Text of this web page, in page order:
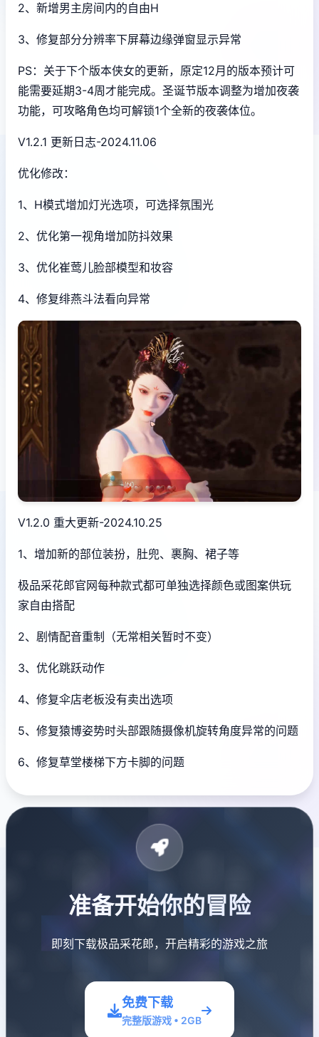
2、新增男主房间内的自由H
3、修复部分分辨率下屏幕边缘弹窗显示异常
PS：关于下个版本侠女的更新，原定12月的版本预计可
能需要延期3-4周才能完成。圣诞节版本调整为增加夜袭
功能，可攻略角色均可解锁1个全新的夜袭体位。
V1.2.1 更新日志-2024.11.06
优化修改：
1、H模式增加灯光选项，可选择氛围光
2、优化第一视角增加防抖效果
3、优化崔莺儿脸部模型和妆容
4、修复绯燕斗法看向异常
V1.2.0 重大更新-2024.10.25
1、增加新的部位装扮，肚兜、裹胸、裙子等
极品采花郎官网每种款式都可单独选择颜色或图案供玩
家自由搭配
2、剧情配音重制（无常相关暂时不变）
3、优化跳跃动作
4、修复伞店老板没有卖出选项
5、修复猿博姿势时头部跟随摄像机旋转角度异常的问题
6、修复草堂楼梯下方卡脚的问题
准备开始你的冒险
即刻下载极品采花郎，开启精彩的游戏之旅
免费下载
完整版游戏 • 2GB